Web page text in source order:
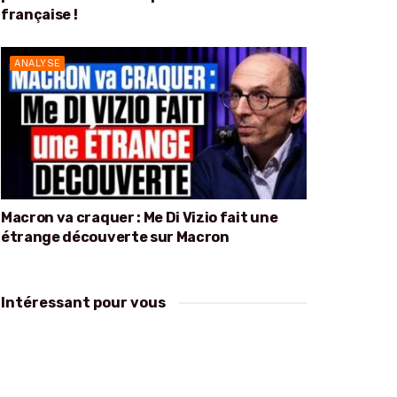
française !
ANALYSE
Macron va craquer : Me Di Vizio fait une
étrange découverte sur Macron
Intéressant pour vous